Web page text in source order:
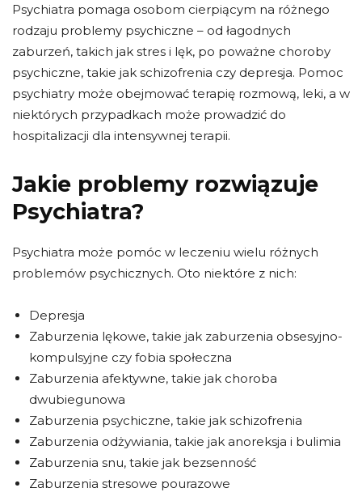
Psychiatra pomaga osobom cierpiącym na różnego
rodzaju problemy psychiczne – od łagodnych
zaburzeń, takich jak stres i lęk, po poważne choroby
psychiczne, takie jak schizofrenia czy depresja. Pomoc
psychiatry może obejmować terapię rozmową, leki, a w
niektórych przypadkach może prowadzić do
hospitalizacji dla intensywnej terapii.
Jakie problemy rozwiązuje
Psychiatra?
Psychiatra może pomóc w leczeniu wielu różnych
problemów psychicznych. Oto niektóre z nich:
Depresja
Zaburzenia lękowe, takie jak zaburzenia obsesyjno-
kompulsyjne czy fobia społeczna
Zaburzenia afektywne, takie jak choroba
dwubiegunowa
Zaburzenia psychiczne, takie jak schizofrenia
Zaburzenia odżywiania, takie jak anoreksja i bulimia
Zaburzenia snu, takie jak bezsenność
Zaburzenia stresowe pourazowe